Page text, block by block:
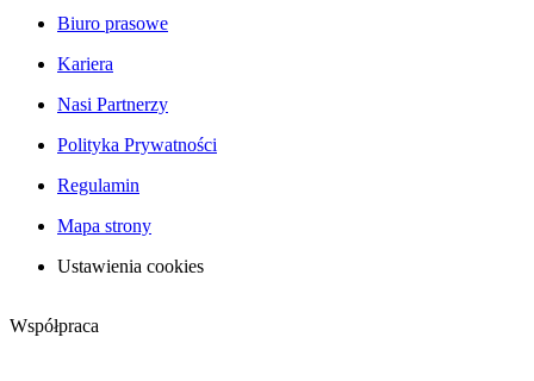
Biuro prasowe
Kariera
Nasi Partnerzy
Polityka Prywatności
Regulamin
Mapa strony
Ustawienia cookies
Współpraca